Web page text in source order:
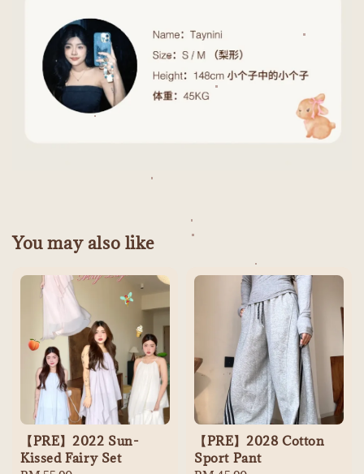
You may also like
【PRE】2022 Sun-
Kissed Fairy Set
【PRE】2028 Cotton
Sport Pant